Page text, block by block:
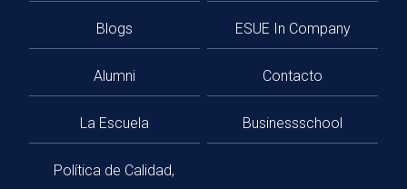
Blogs ESUE In Company
Alumni Contacto
La Escuela Businessschool
Política de Calidad,